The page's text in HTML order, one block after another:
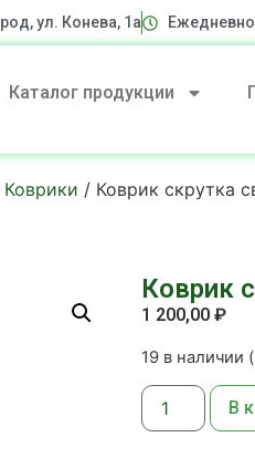
ул. Конева, 1а
Каталог продукции
Коврики / Коврик скрутка
Коврик
1 200,00 ₽
19 в наличии
В